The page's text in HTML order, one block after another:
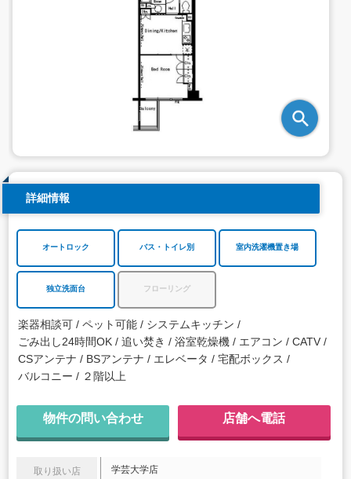
詳細情報
オートロック バス・トイレ別 室内洗濯機置き場
独立洗面台 フローリング
楽器相談可 ペット可能
システムキッチン
ごみ出し24時間OK
追い焚き 浴室乾燥機 エアコン
CATV
CSアンテナ
BSアンテナ エレベータ
宅配ボックス
バルコニー
２階以上
物件の問い合わせ 店舗へ電話
取り扱い店 学芸大学店